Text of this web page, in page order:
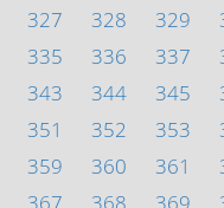
327 328 329
335 336 337
343 344 345
351 352 353
359 360 361